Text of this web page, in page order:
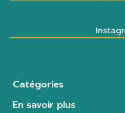
Catégories
En savoir plus